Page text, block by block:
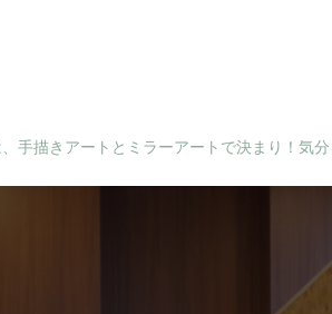
手描きアートとミラーアートで決まり！気